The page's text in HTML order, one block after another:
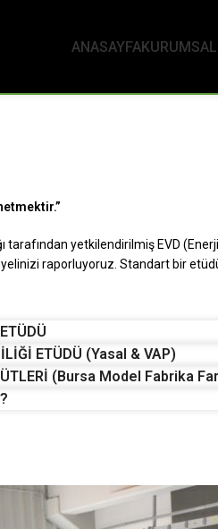
ANASAYFAKURUMSAL
tarafından yetkilendirilmiş EVD
raporluyoruz. Standart bir
ETÜDÜ (Yasal & VAP)
(Bursa Model Fabrika